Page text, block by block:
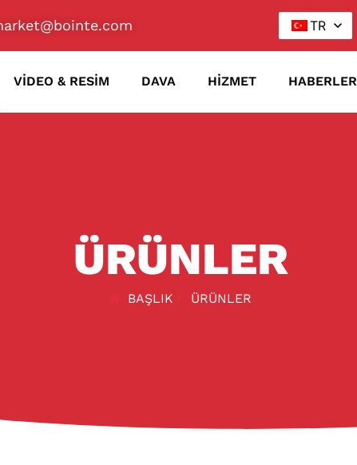
TR
VIDEO & RESIM DAVA HIZMET HABERLER
ÜRÜNLER
BAŞLIK ÜRÜNLER